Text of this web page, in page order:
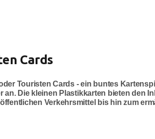
Cards
Touristen Cards - ein buntes
an. Die kleinen Plastikkarten bieten den
Verkehrsmittel bis hin zum